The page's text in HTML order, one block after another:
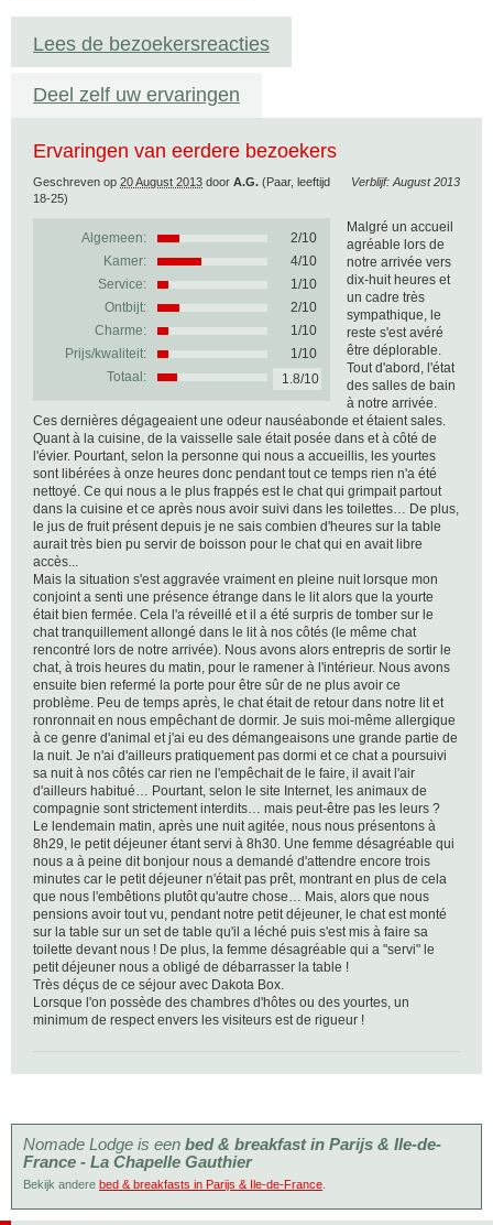
Lees de bezoekersreacties
Deel zelf uw ervaringen
Ervaringen van eerdere bezoekers
Verblijf: August 2013
Geschreven op 20 August 2013 door A.G. (Paar, leeftijd
18-25)
Algemeen: 2/10
Kamer:
4/10
Service:
1/10
Ontbijt:
2/10
Charme:
1/10
Prijs/kwaliteit:
1/10
Totaal:
1.8/10
Malgré un accueil
agréable lors de
notre arrivée vers
dix-huit heures et
un cadre très
sympathique, le
reste s'est avéré
être déplorable.
Tout d'abord, l'état
des salles de bain
à notre arrivée.
Ces dernières dégageaient une odeur nauséabonde et étaient sales.
Quant à la cuisine, de la vaisselle sale était posée dans et à côté de
l'évier. Pourtant, selon la personne qui nous a accueillis, les yourtes
sont libérées à onze heures donc pendant tout ce temps rien n'a été
nettoyé. Ce qui nous a le plus frappés est le chat qui grimpait partout
dans la cuisine et ce après nous avoir suivi dans les toilettes… De plus,
le jus de fruit présent depuis je ne sais combien d'heures sur la table
aurait très bien pu servir de boisson pour le chat qui en avait libre
accès...
Mais la situation s'est aggravée vraiment en pleine nuit lorsque mon
conjoint a senti une présence étrange dans le lit alors que la yourte
était bien fermée. Cela l'a réveillé et il a été surpris de tomber sur le
chat tranquillement allongé dans le lit à nos côtés (le même chat
rencontré lors de notre arrivée). Nous avons alors entrepris de sortir le
chat, à trois heures du matin, pour le ramener à l'intérieur. Nous avons
ensuite bien refermé la porte pour être sûr de ne plus avoir ce
problème. Peu de temps après, le chat était de retour dans notre lit et
ronronnait en nous empêchant de dormir. Je suis moi-même allergique
à ce genre d'animal et j'ai eu des démangeaisons une grande partie de
la nuit. Je n'ai d'ailleurs pratiquement pas dormi et ce chat a poursuivi
sa nuit à nos côtés car rien ne l'empêchait de le faire, il avait l'air
d'ailleurs habitué… Pourtant, selon le site Internet, les animaux de
compagnie sont strictement interdits… mais peut-être pas les leurs ?
Le lendemain matin, après une nuit agitée, nous nous présentons à
8h29, le petit déjeuner étant servi à 8h30. Une femme désagréable qui
nous a à peine dit bonjour nous a demandé d'attendre encore trois
minutes car le petit déjeuner n'était pas prêt, montrant en plus de cela
que nous l'embêtions plutôt qu'autre chose… Mais, alors que nous
pensions avoir tout vu, pendant notre petit déjeuner, le chat est monté
sur la table sur un set de table qu'il a léché puis s'est mis à faire sa
toilette devant nous ! De plus, la femme désagréable qui a "servi" le
petit déjeuner nous a obligé de débarrasser la table !
Très déçus de ce séjour avec Dakota Box.
Lorsque l'on possède des chambres d'hôtes ou des yourtes, un
minimum de respect envers les visiteurs est de rigueur !
Nomade Lodge is een bed & breakfast in Parijs & Ile-de-
France - La Chapelle Gauthier
Bekijk andere bed & breakfasts in Parijs & Ile-de-France